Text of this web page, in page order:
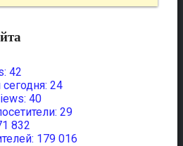
42
24
40
29
832
179 016